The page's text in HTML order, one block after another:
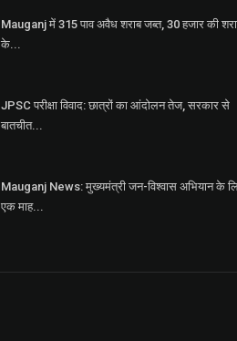
Mauganj में 315 पाव अवैध शराब जब्त, 30 हजार की
के...
JPSC परीक्षा विवाद: छात्रों का आंदोलन तेज, सरकार से
बातचीत...
Mauganj News: मुख्यमंत्री जन-विश्वास अभियान के
एक माह...